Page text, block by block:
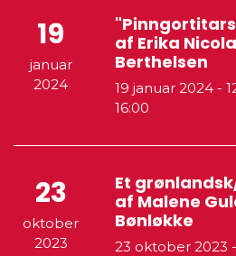
19
januar
2024
af Erika
Berthelsen
19 januar 2024 -
16:00
23
oktober
2023
Et
af Malene
Bønløkke
23 oktober 2023 -